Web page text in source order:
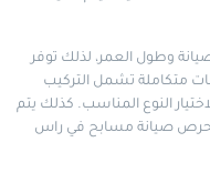
وطول العمر، لذلك توفر
متكاملة تشمل التركيب
النوع المناسب. كذلك يتم
تحرص صيانة مسابح في راس